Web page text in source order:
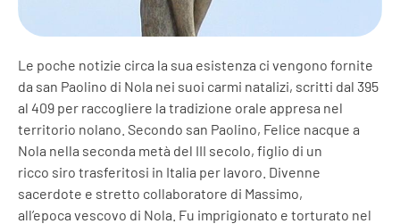
Le poche notizie circa la sua esistenza ci vengono fornite
da san Paolino di Nola nei suoi carmi natalizi, scritti dal 395
al 409 per raccogliere la tradizione orale appresa nel
territorio nolano. Secondo san Paolino, Felice nacque a
Nola nella seconda metà del III secolo, figlio di un
ricco siro trasferitosi in Italia per lavoro. Divenne
sacerdote e stretto collaboratore di Massimo,
all’epoca vescovo di Nola. Fu imprigionato e torturato nel